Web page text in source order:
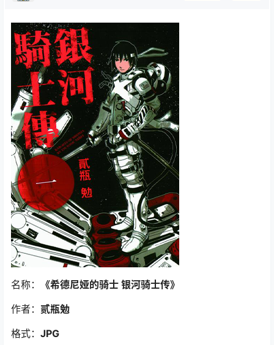
名称： 《希德尼娅的骑士 银河骑士传》
作者： 贰瓶勉
格式： JPG